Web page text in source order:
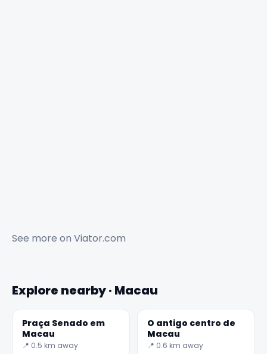
See more on Viator.com
Explore nearby · Macau
Praça Senado em
Macau
📍 0.5 km away
O antigo centro de
Macau
📍 0.6 km away